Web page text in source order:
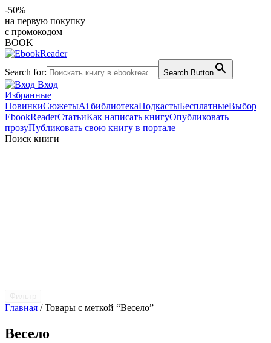
-50%
на первую покупку
с промокодом
BOOK
Search for: Search Button
Вход
Избранные
НовинкиСюжетыAi библиотекаПодкастыБесплатныеВыбор
EbookReaderСтатьиКак написать книгуОпубликовать
прозуПубликовать свою книгу в портале
Поиск книги
Главная / Товары с меткой “Весело”
Весело